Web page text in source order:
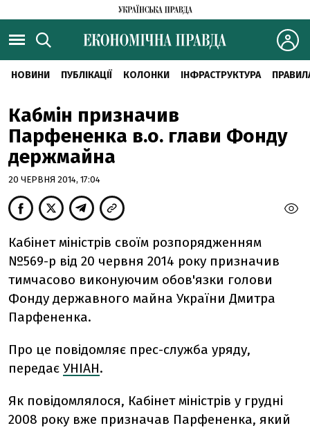
НОВИНИ ПУБЛІКАЦІЇ КОЛОНКИ ІНФРАСТРУКТУРА
Кабмін призначив
Парфененка в.о. глави Фонду
держмайна
20 ЧЕРВНЯ 2014, 17:04
Кабінет міністрів своїм розпорядженням
№569-р від 20 червня 2014 року призначив
тимчасово виконуючим обов'язки голови
Фонду державного майна України Дмитра
Парфененка.
Про це повідомляє прес-служба уряду,
передає УНІАН.
Як повідомлялося, Кабінет міністрів у грудні
2008 року вже призначав Парфененка, який